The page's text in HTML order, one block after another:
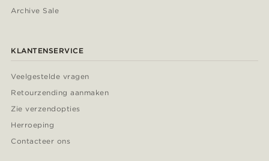
Archive Sale
KLANTENSERVICE
Veelgestelde vragen
Retourzending aanmaken
Zie verzendopties
Herroeping
Contacteer ons